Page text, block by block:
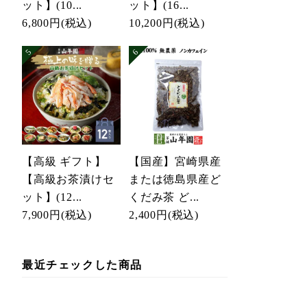
ット】(10...
6,800円 (税込)
ット】(16...
10,200円 (税込)
【高級 ギフト】
【高級お茶漬けセ
ット】(12...
7,900円 (税込)
【国産】宮崎県産
または徳島県産ど
くだみ茶 ど...
2,400円 (税込)
最近チェックした商品